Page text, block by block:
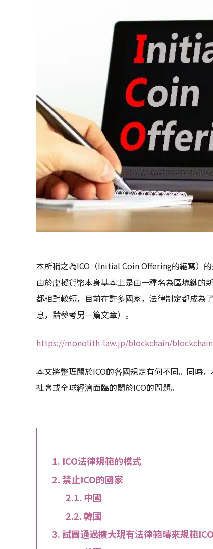
本所稱之為ICO（Initial Coin Offering的縮寫）
由於虛擬貨幣本身基本上是由一種名為區塊鏈的
都相對較短，目前在許多國家，法律制定都成為
息，請參考另一篇文章）。
https://monolith-law.jp/blockchain/
本文將整理關於ICO的各國規定有何不同。同時
社會或全球經濟面臨的關於ICO的問題。
ICO法律規範的模式
禁止ICO的國家
中國
韓國
試圖通過擴大現有法律範疇來規範